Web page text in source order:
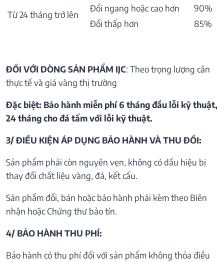
Từ 24 tháng trở lên
Đổi ngang hoặc cao hơn
90%
Đổi thấp hơn
85%
ĐỐI VỚI DÒNG SẢN PHẨM IJC: Theo trọng lượng cân
thực tế và giá vàng thị trường
Đặc biệt: Bảo hành miễn phí 6 tháng đầu lỗi kỹ thuật,
24 tháng cho đá tấm với lỗi kỹ thuật.
3/ ĐIỀU KIỆN ÁP DỤNG BẢO HÀNH VÀ THU ĐỒI:
Sản phẩm phải còn nguyên vẹn, không có dấu hiệu bị
thay đổi chất liệu vàng, đá, kết cấu.
Sản phẩm đổi, bán hoặc bảo hành phải kèm theo Biên
nhận hoặc Chứng thư bảo tín.
4/ BẢO HÀNH THU PHÍ:
Bảo hành có thu phí đối với sản phẩm không thỏa điều